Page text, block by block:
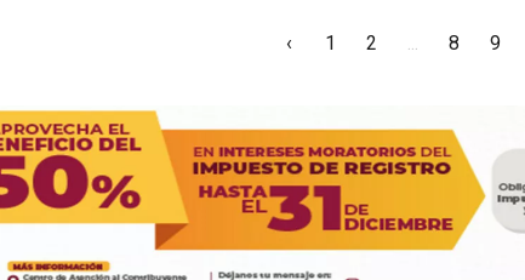
‹ 1 2 ... 8 9